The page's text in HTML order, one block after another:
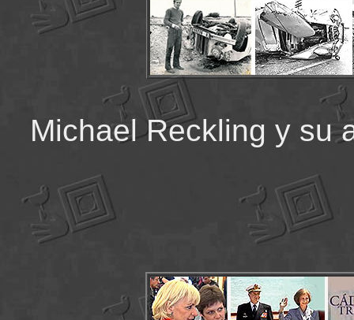
Michael Reckling y su